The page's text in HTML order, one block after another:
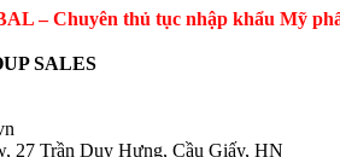
– Chuyên thủ tục nhập khẩu Mỹ
SALES
27 Trần Duy Hưng, Cầu Giấy, HN